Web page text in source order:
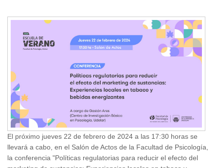
El próximo jueves 22 de febrero de 2024 a las 17:30 horas se
llevará a cabo, en el Salón de Actos de la Facultad de Psicología,
la conferencia "Políticas regulatorias para reducir el efecto del